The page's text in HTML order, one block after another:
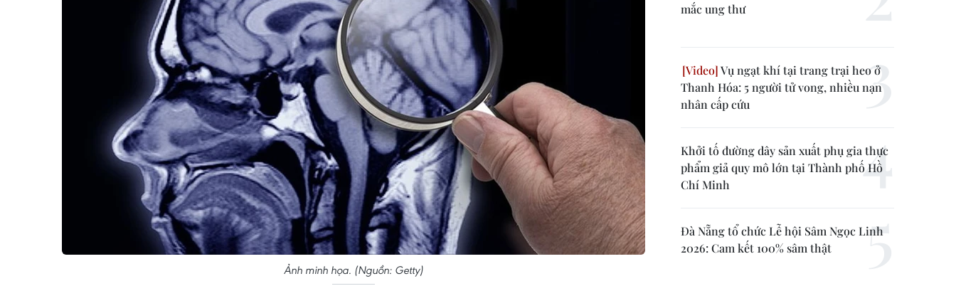
Ảnh minh họa. (Nguồn: Getty)
mắc ung thư
Vụ ngạt khí tại trang trại heo ở
Thanh Hóa: 5 người tử vong, nhiều nạn
nhân cấp cứu
Khởi tố đường dây sản xuất phụ gia thực
phẩm giả quy mô lớn tại Thành phố Hồ
Chí Minh
Đà Nẵng tổ chức Lễ hội Sâm Ngọc Linh
2026: Cam kết 100% sâm thật